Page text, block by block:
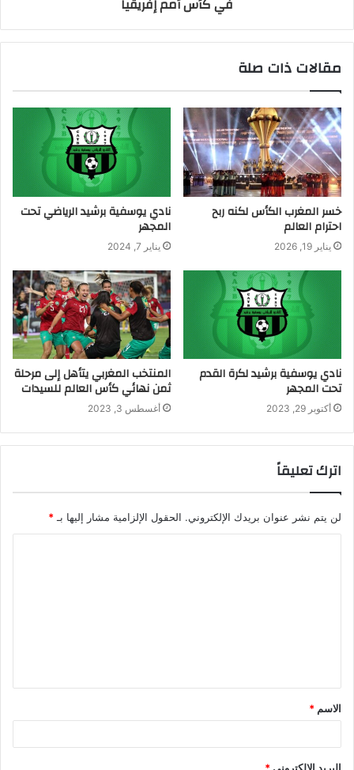
مقالات ذات صلة
خسر المغرب الكأس لكنه ربح
احترام العالم
يناير 19, 2026
نادي يوسفية برشيد الرياضي تحت
المجهر
يناير 7, 2024
نادي يوسفية برشيد لكرة القدم
تحت المجهر
أكتوبر 29, 2023
المنتخب المغربي يتأهل إلى مرحلة
ثمن نهائي كأس العالم للسيدات
أغسطس 3, 2023
اترك تعليقاً
لن يتم نشر عنوان بريدك الإلكتروني. الحقول الإلزامية مشار إليها بـ*
الاسم *